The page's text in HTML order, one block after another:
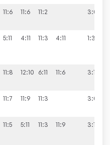
11:6 11:6 11:2 3:0
5:11 4:11 11:3 4:11 1:3
11:8 12:10 6:11 11:6 3:1
11:7 11:9 11:3 3:0
11:5 5:11 11:3 11:9 3:1